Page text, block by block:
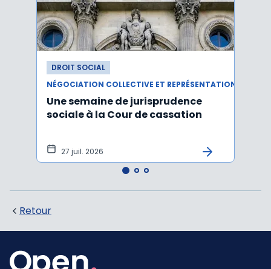
DROIT SOCIAL
Une semaine de jurisprudence
sociale à la Cour de cassation
27 juil. 2026
Retour